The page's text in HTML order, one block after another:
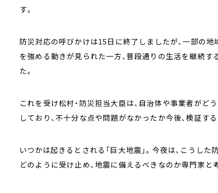
す。
防災対応の呼びかけは15日に終了しましたが、一部の
を強める動きが見られた一方、普段通りの生活を継続
た。
これを受け松村・防災担当大臣は、自治体や事業者がど
しており、不十分な点や問題がなかったか今後、検証す
いつかは起きるとされる「巨大地震」。今夜は、こうし
どのように受け止め、地震に備えるべきなのか専門家と